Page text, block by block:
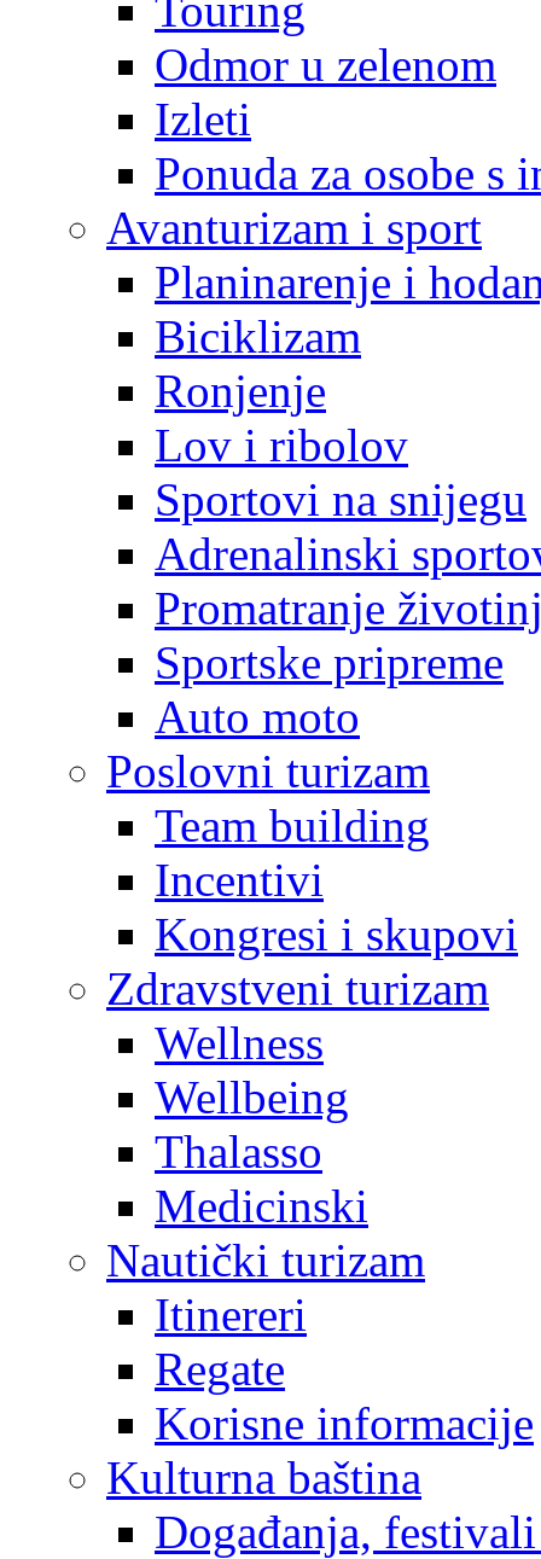
Odmor u zelenom
Izleti
Ponuda za osobe s
Avanturizam i sport
Planinarenje i
Biciklizam
Ronjenje
Lov i ribolov
Sportovi na snijegu
Adrenalinski
Promatranje
Sportske pripreme
Auto moto
Poslovni turizam
Team building
Incentivi
Kongresi i skupovi
Zdravstveni turizam
Wellness
Wellbeing
Thalasso
Medicinski
Nautički turizam
Itinereri
Regate
Korisne informacije
Kulturna baština
Događanja,